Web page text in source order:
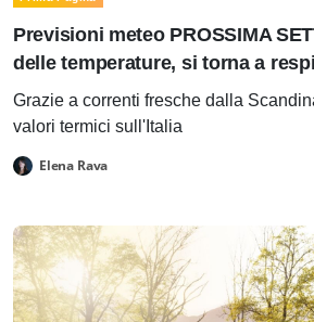
Previsioni meteo PROSSIMA
delle temperature, si torna a
Grazie a correnti fresche dalla
valori termici sull'Italia
Elena Rava